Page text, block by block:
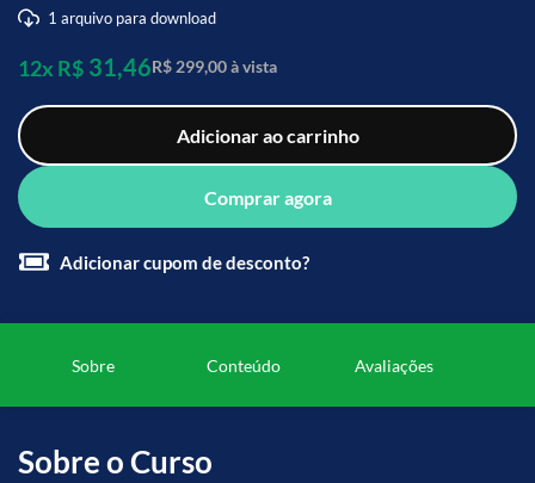
1 arquivo para download
12x R$ 31,46R$ 299,00 à vista
Adicionar ao carrinho
Comprar agora
Adicionar cupom de desconto?
Sobre Conteúdo Avaliações
Sobre o Curso